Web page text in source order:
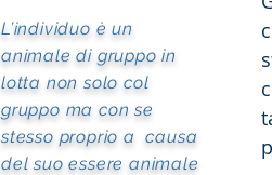
L’individuo è un
animale di gruppo in
lotta non solo col
gruppo ma con se
stesso proprio a causa
del suo essere animale